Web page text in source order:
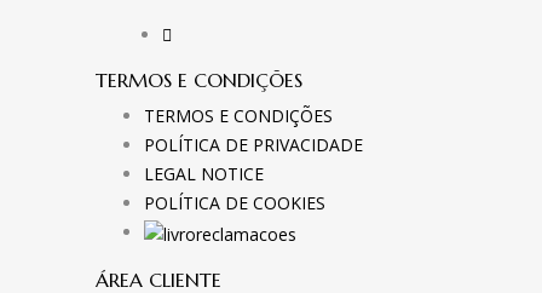
TERMOS E CONDIÇÕES
TERMOS E CONDIÇÕES
POLÍTICA DE PRIVACIDADE
LEGAL NOTICE
POLÍTICA DE COOKIES
ÁREA CLIENTE